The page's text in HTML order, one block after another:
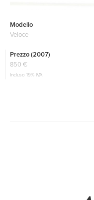
Modello
Veloce
Prezzo (2007)
850 €
Incluso 19% IVA